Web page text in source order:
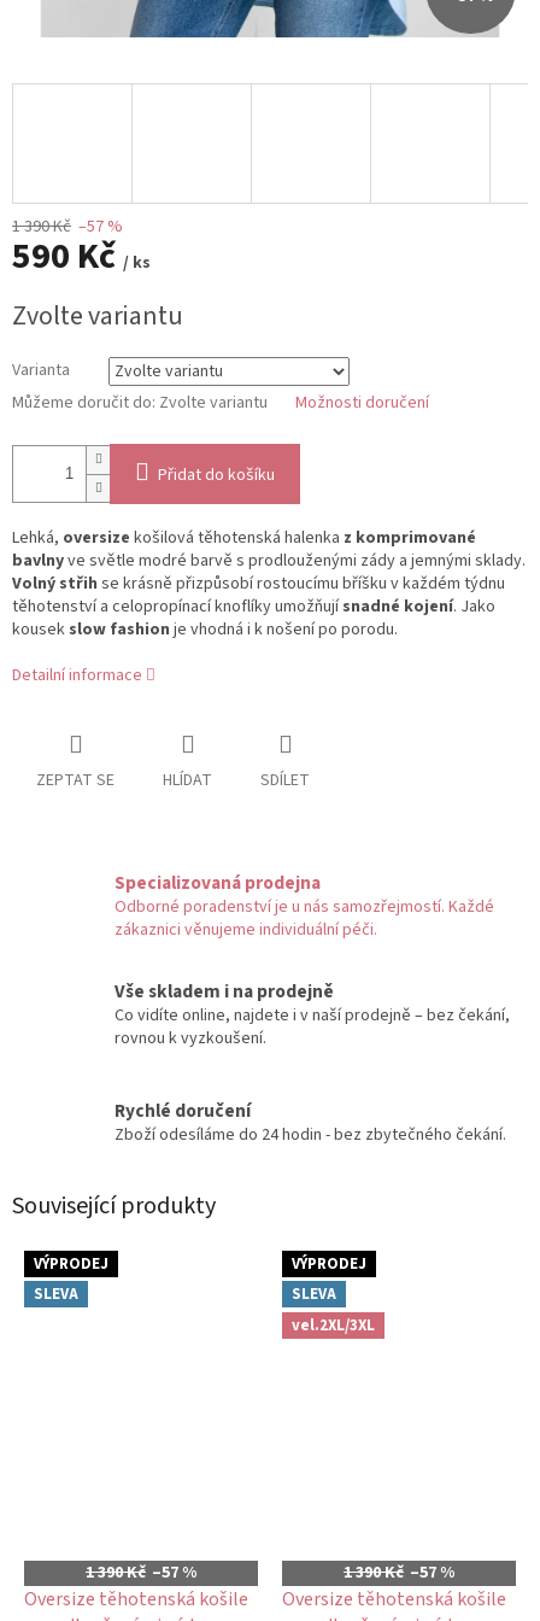
1 390 Kč –57 %
590 Kč / ks
cena:
Zvolte variantu
Varianta
Můžeme doručit do: Zvolte variantu Možnosti doručení
Přidat do košíku
Lehká, oversize košilová těhotenská halenka z komprimované
bavlnyve světle modré barvě s prodlouženými zády a jemnými sklady.
Volný střih se krásně přizpůsobí rostoucímu bříšku v každém týdnu
těhotenství a celopropínací knoflíky umožňujísnadné kojení. Jako
kousek slow fashion je vhodná i k nošení po porodu.
Detailní informace
ZEPTAT SE HLÍDAT SDÍLET
Specializovaná prodejna
Odborné poradenství je u nás samozřejmostí. Každé
zákaznici věnujeme individuální péči.
Vše skladem i na prodejně
Co vidíte online, najdete i v naší prodejně – bez čekání,
rovnou k vyzkoušení.
Rychlé doručení
Zboží odesíláme do 24 hodin - bez zbytečného čekání.
Související produkty
VÝPRODEJ
SLEVA
1 390 Kč –57 %
Oversize těhotenská košile
VÝPRODEJ
SLEVA
vel.2XL/3XL
1 390 Kč –57 %
Oversize těhotenská košile